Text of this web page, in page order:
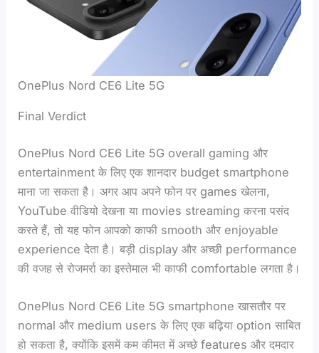
OnePlus Nord CE6 Lite 5G
Final Verdict
OnePlus Nord CE6 Lite 5G overall gaming और
entertainment के लिए एक शानदार budget smartphone
माना जा सकता है। अगर आप अपने फोन पर games खेलना,
YouTube वीडियो देखना या movies streaming करना पसंद
करते हैं, तो यह फोन आपको काफी smooth और enjoyable
experience देता है। बड़ी display और अच्छी performance
की वजह से रोजमर्रा का इस्तेमाल भी काफी comfortable लगता है।
OnePlus Nord CE6 Lite 5G smartphone खासतौर पर
normal और medium users के लिए एक बढ़िया option साबित
हो सकता है, क्योंकि इसमें कम कीमत में अच्छे features और दमदार